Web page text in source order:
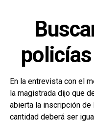
En la entrevista con el
la magistrada dijo que
abierta la inscripción
cantidad deberá ser